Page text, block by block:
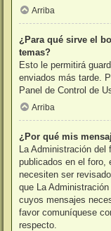
Arriba
¿Para qué sirve el
temas?
Esto le permitirá
enviados más tarde.
Panel de Control de
Arriba
¿Por qué mis
La Administración
publicados en el foro,
necesiten ser
que La
cuyos mensajes
favor comuníquese
respecto.